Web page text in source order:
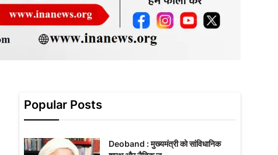
Popular Posts
Deoband : मुख्यमंत्री को सांविधानिक